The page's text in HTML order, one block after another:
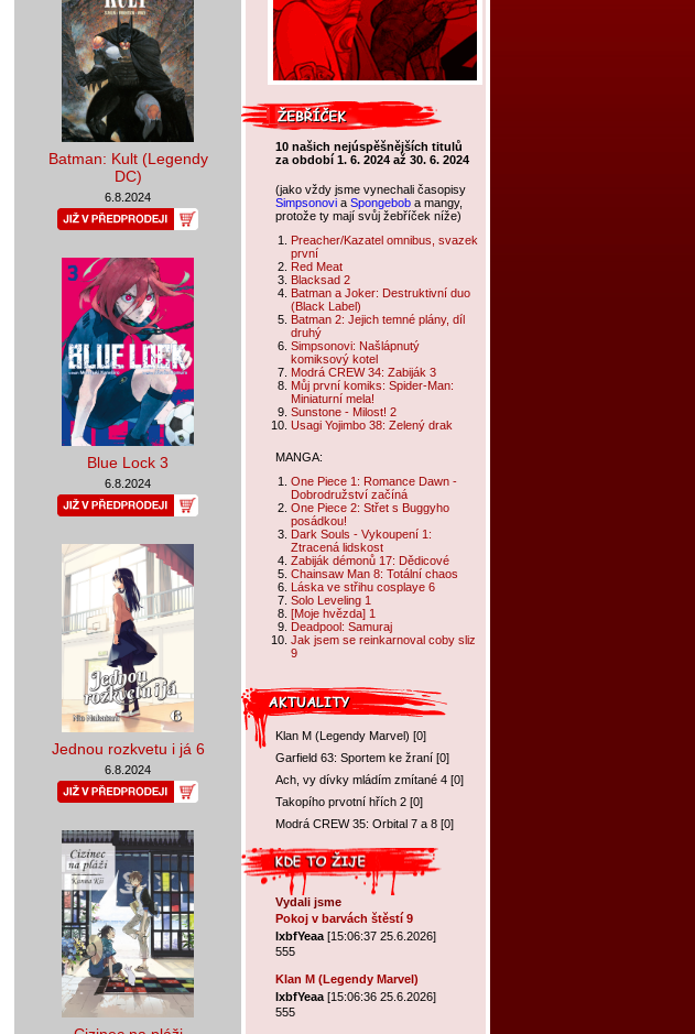
10 našich nejúspěšnějších titulů
za období 1. 6. 2024 až 30. 6. 2024
(jako vždy jsme vynechali časopisy
Simpsonovi a Spongebob a mangy,
protože ty mají svůj žebříček níže)
Preacher/Kazatel omnibus, svazek
první
Red Meat
Blacksad 2
Batman a Joker: Destruktivní duo
(Black Label)
Batman 2: Jejich temné plány, díl
druhý
Simpsonovi: Našlápnutý
komiksový kotel
Modrá CREW 34: Zabiják 3
Můj první komiks: Spider-Man:
Miniaturní mela!
Sunstone - Milost! 2
Usagi Yojimbo 38: Zelený drak
MANGA:
One Piece 1: Romance Dawn -
Dobrodružství začíná
One Piece 2: Střet s Buggyho
posádkou!
Dark Souls - Vykoupení 1:
Ztracená lidskost
Zabiják démonů 17: Dědicové
Chainsaw Man 8: Totální chaos
Láska ve střihu cosplaye 6
Solo Leveling 1
[Moje hvězda] 1
Deadpool: Samuraj
Jak jsem se reinkarnoval coby sliz
9
Klan M (Legendy Marvel) [0]
Garfield 63: Sportem ke žraní [0]
Ach, vy dívky mládím zmítané 4 [0]
Takopího prvotní hřích 2 [0]
Modrá CREW 35: Orbital 7 a 8 [0]
Vydali jsme
Pokoj v barvách štěstí 9
lxbfYeaa [15:06:37 25.6.2026]
555
Klan M (Legendy Marvel)
lxbfYeaa [15:06:36 25.6.2026]
555
Batman: Kult (Legendy
DC)
6.8.2024
Blue Lock 3
6.8.2024
Jednou rozkvetu i já 6
6.8.2024